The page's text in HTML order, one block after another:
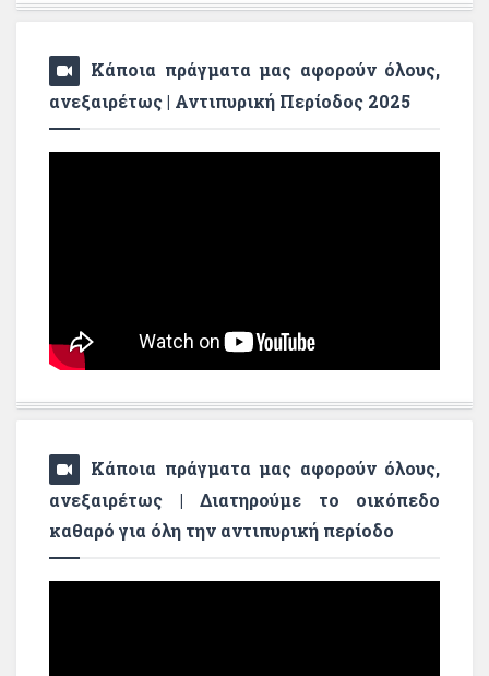
Κάποια πράγματα μας αφορούν όλους,
ανεξαιρέτως | Αντιπυρική Περίοδος 2025
Κάποια πράγματα μας αφορούν όλους,
ανεξαιρέτως | Διατηρούμε το οικόπεδο
καθαρό για όλη την αντιπυρική περίοδο